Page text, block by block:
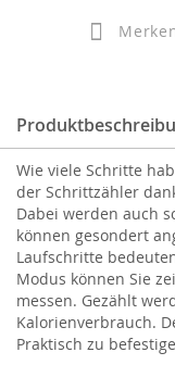
Wie viele Schritte
der Schrittzähler
Dabei werden auch
können gesondert
Laufschritte
Modus können Sie
messen. Gezählt
Kalorienverbrauch.
Praktisch zu